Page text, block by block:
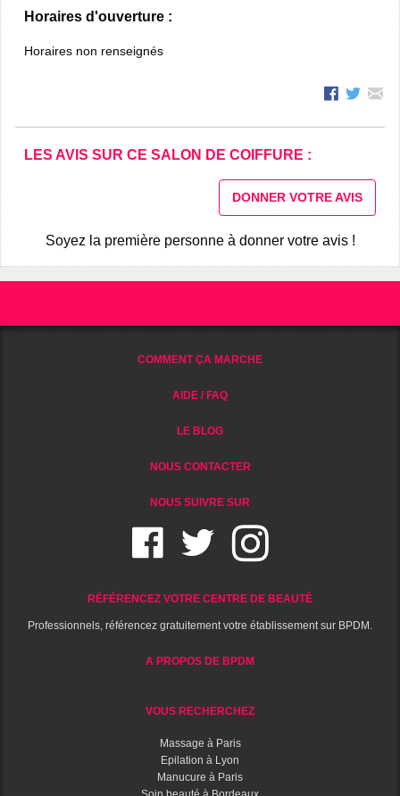
Horaires d'ouverture :
Horaires non renseignés
LES AVIS SUR CE SALON DE COIFFURE :
DONNER VOTRE AVIS
Soyez la première personne à donner votre avis !
COMMENT ÇA MARCHE
AIDE / FAQ
LE BLOG
NOUS CONTACTER
NOUS SUIVRE SUR
RÉFÉRENCEZ VOTRE CENTRE DE BEAUTÉ
Professionnels, référencez gratuitement votre établissement sur BPDM.
A PROPOS DE BPDM
VOUS RECHERCHEZ
Massage à Paris
Epilation à Lyon
Manucure à Paris